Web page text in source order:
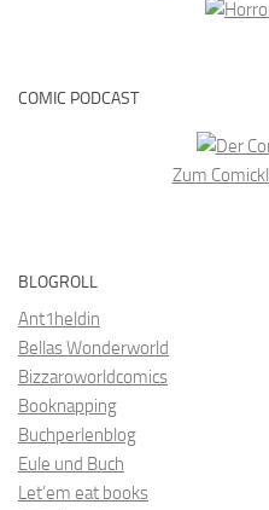
COMIC PODCAST
Zum
BLOGROLL
Ant1heldin
Bellas Wonderworld
Bizzaroworldcomics
Booknapping
Buchperlenblog
Eule und Buch
Let’em eat books